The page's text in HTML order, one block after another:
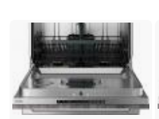
энергопотребления: A ,
управление: электронное,тип
сушки: конденсационная,уровень
шума: 47 дБ